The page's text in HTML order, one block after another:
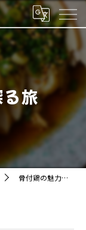
旅
骨付鶏の魅力を探る旅